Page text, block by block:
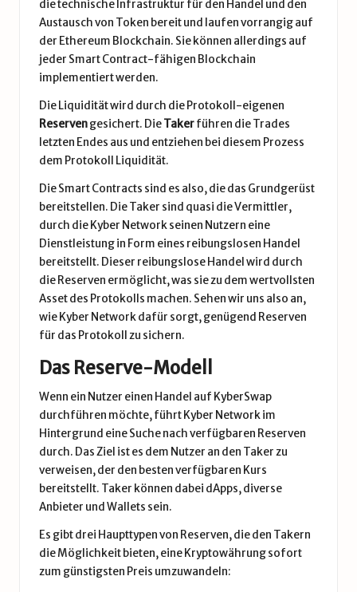
die technische Infrastruktur für den Handel und den
Austausch von Token bereit und laufen vorrangig auf
der Ethereum Blockchain. Sie können allerdings auf
jeder Smart Contract-fähigen Blockchain
implementiert werden.
Die Liquidität wird durch die Protokoll-eigenen
Reservengesichert. DieTakerführen die Trades
letzten Endes aus und entziehen bei diesem Prozess
dem Protokoll Liquidität.
Die Smart Contracts sind es also, die das Grundgerüst
bereitstellen. Die Taker sind quasi die Vermittler,
durch die Kyber Network seinen Nutzern eine
Dienstleistung in Form eines reibungslosen Handel
bereitstellt. Dieser reibungslose Handel wird durch
die Reserven ermöglicht, was sie zu dem wertvollsten
Asset des Protokolls machen. Sehen wir uns also an,
wie Kyber Network dafür sorgt, genügend Reserven
für das Protokoll zu sichern.
Das Reserve-Modell
Wenn ein Nutzer einen Handel auf KyberSwap
durchführen möchte, führt Kyber Network im
Hintergrund eine Suche nach verfügbaren Reserven
durch. Das Ziel ist es dem Nutzer an den Taker zu
verweisen, der den besten verfügbaren Kurs
bereitstellt. Taker können dabei dApps, diverse
Anbieter und Wallets sein.
Es gibt drei Haupttypen von Reserven, die den Takern
die Möglichkeit bieten, eine Kryptowährung sofort
zum günstigsten Preis umzuwandeln: